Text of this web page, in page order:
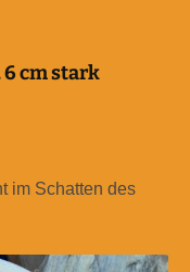
6 cm stark
im Schatten des